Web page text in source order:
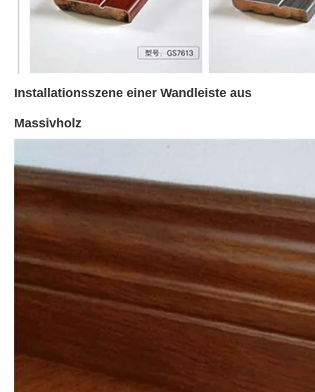
Installationsszene einer Wandleiste aus
Massivholz